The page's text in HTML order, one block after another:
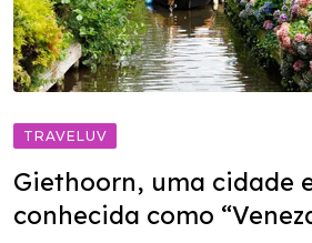
TRAVELUV
Giethoorn, uma cidade
conhecida como